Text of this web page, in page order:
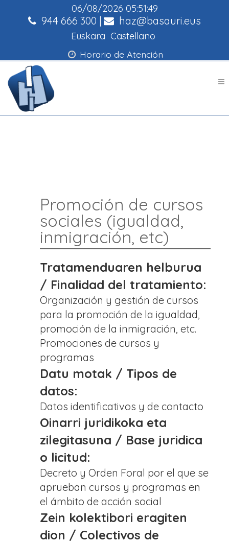
06/08/2026 05:51:50
944 666 300 | haz@basauri.eus
Euskara Castellano
Horario de Atención
Promoción de cursos
sociales (igualdad,
inmigración, etc)
Tratamenduaren helburua
/ Finalidad del tratamiento:
Organización y gestión de cursos
para la promoción de la igualdad,
promoción de la inmigración, etc.
Promociones de cursos y
programas
Datu motak / Tipos de
datos:
Datos identificativos y de contacto
Oinarri juridikoka eta
zilegitasuna / Base juridica
o licitud:
Decreto y Orden Foral por el que se
aprueban cursos y programas en
el ámbito de acción social
Zein kolektibori eragiten
dion / Colectivos de